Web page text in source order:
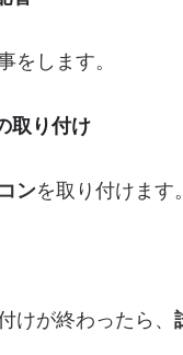
をします。
り付け
ンを取り付けます。
けが終わったら、